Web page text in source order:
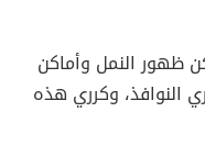
النمل وأماكن
النوافذ، وكرري هذه